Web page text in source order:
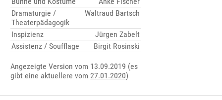
Dramaturgie /
Theaterpädagogik
Waltraud Bartsch
Inspizienz
Jürgen Zabelt
Assistenz / Soufflage
Birgit Rosinski
Angezeigte Version vom 13.09.2019 (es
gibt eine aktuellere vom 27.01.2020)